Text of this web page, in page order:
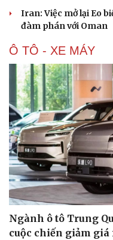
Iran: Việc mở lại Eo
đàm phán với Oman
Ô TÔ - XE MÁY
Ngành ô tô Trung
cuộc chiến giảm giá